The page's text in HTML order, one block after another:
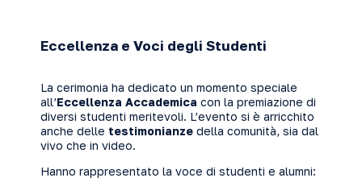
Eccellenza e Voci degli Studenti
La cerimonia ha dedicato un momento speciale
all’Eccellenza Accademica con la premiazione di
diversi studenti meritevoli. L’evento si è arricchito
anche delle testimonianze della comunità, sia dal
vivo che in video.
Hanno rappresentato la voce di studenti e alumni: